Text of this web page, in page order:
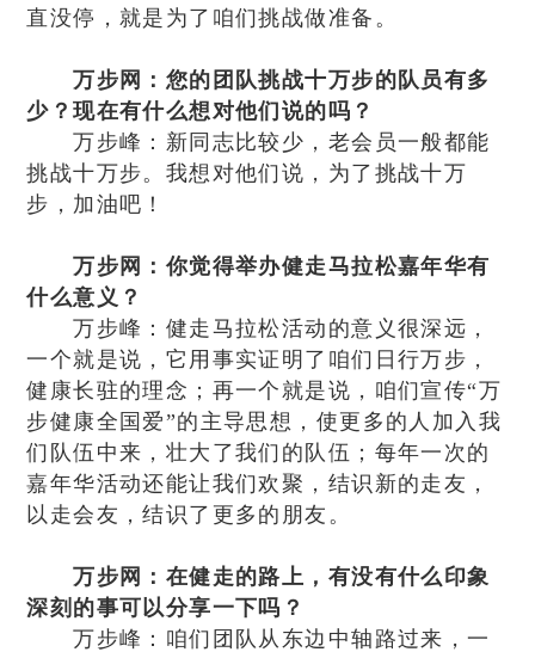
直没停，就是为了咱们挑战做准备。
万步网：您的团队挑战十万步的队员有多
少？现在有什么想对他们说的吗？
万步峰：新同志比较少，老会员一般都能
挑战十万步。我想对他们说，为了挑战十万
步，加油吧！
万步网：你觉得举办健走马拉松嘉年华有
什么意义？
万步峰：健走马拉松活动的意义很深远，
一个就是说，它用事实证明了咱们日行万步，
健康长驻的理念；再一个就是说，咱们宣传“万
步健康全国爱”的主导思想，使更多的人加入我
们队伍中来，壮大了我们的队伍；每年一次的
嘉年华活动还能让我们欢聚，结识新的走友，
以走会友，结识了更多的朋友。
万步网：在健走的路上，有没有什么印象
深刻的事可以分享一下吗？
万步峰：咱们团队从东边中轴路过来，一